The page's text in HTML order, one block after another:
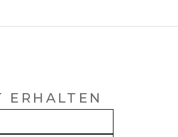
ERHALTEN